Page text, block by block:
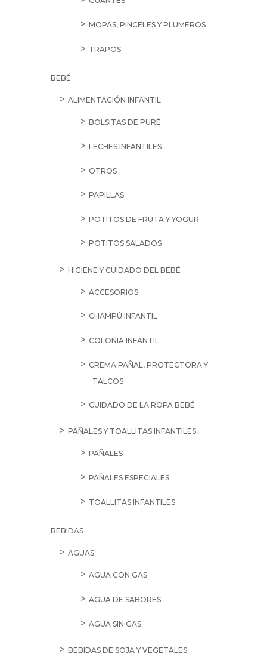
MOPAS, PINCELES Y PLUMEROS
TRAPOS
BEBÉ
ALIMENTACIÓN INFANTIL
BOLSITAS DE PURÉ
LECHES INFANTILES
OTROS
PAPILLAS
POTITOS DE FRUTA Y YOGUR
POTITOS SALADOS
HIGIENE Y CUIDADO DEL BEBÉ
ACCESORIOS
CHAMPÚ INFANTIL
COLONIA INFANTIL
CREMA PAÑAL, PROTECTORA Y
TALCOS
CUIDADO DE LA ROPA BEBÉ
PAÑALES Y TOALLITAS INFANTILES
PAÑALES
PAÑALES ESPECIALES
TOALLITAS INFANTILES
BEBIDAS
AGUAS
AGUA CON GAS
AGUA DE SABORES
AGUA SIN GAS
BEBIDAS DE SOJA Y VEGETALES